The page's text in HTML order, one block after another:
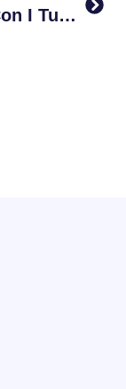
Chatta Con I Tuoi Ospiti